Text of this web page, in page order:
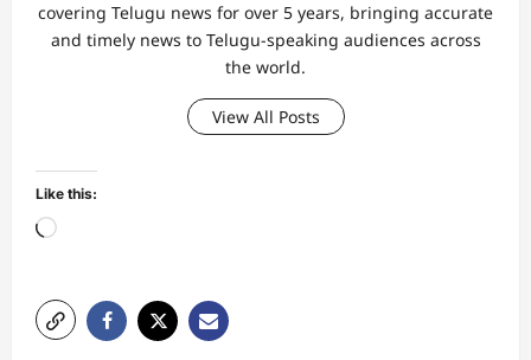
covering Telugu news for over 5 years, bringing accurate
and timely news to Telugu-speaking audiences across
the world.
View All Posts
Like this:
Loading…